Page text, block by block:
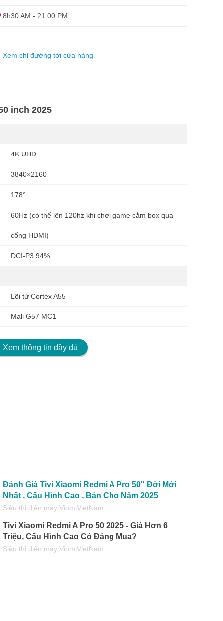
8h30 AM - 21:00 PM
Xem chỉ đường tới cửa hàng
inch 2025
4K UHD
3840×2160
178°
60Hz (có thể lên 120hz khi chơi game cắm box qua
cổng HDMI)
DCI-P3 94%
Lõi tứ Cortex A55
Mali G57 MC1
64GB
2 x Cổng HDMI (1 cổng có hỗ trợ eARC)
2 (bao gồm một USB 3.0)
Xem thông tin đầy đủ
Đánh Giá Tivi Xiaomi Redmi A Pro 50'' Đời Mới
Nhất , Cấu Hình Cao , Bán Cho Năm 2025
Siêu thị điện máy ViomiVietNam
Tivi Xiaomi Redmi A Pro 50 2025 - Giá Hơn 6
Triệu, Cấu Hình Cao Có Đáng Mua?
Siêu thị điện máy ViomiVietNam